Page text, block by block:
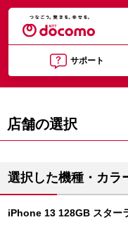
サポート
店舗の選択
選択した機種・カラ
iPhone 13 128GB スター